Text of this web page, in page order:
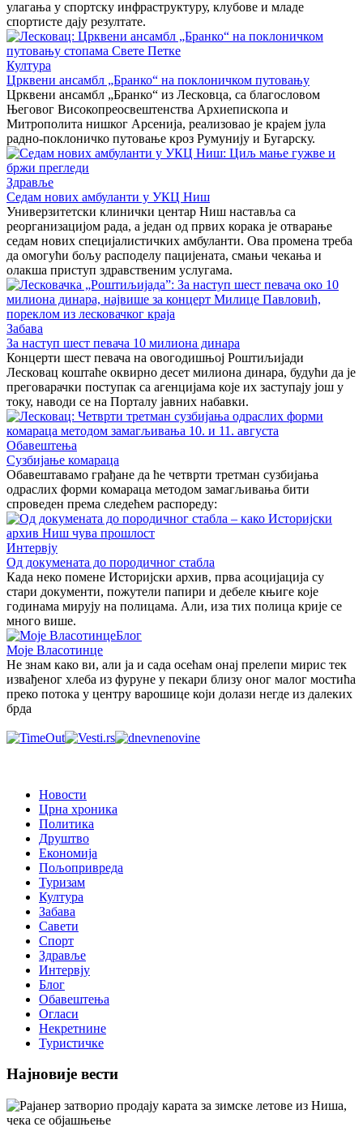
улагања у спортску инфраструктуру, клубове и младе
спортисте дају резултате.
Култура
Црквени ансамбл „Бранко“ на поклоничком путовању
Црквени ансамбл „Бранко“ из Лесковца, са благословом
Његовог Високопреосвештенства Архиепископа и
Митрополита нишког Арсенија, реализовао је крајем јула
радно-поклоничко путовање кроз Румунију и Бугарску.
Здравље
Седам нових амбуланти у УКЦ Ниш
Универзитетски клинички центар Ниш наставља са
реорганизацијом рада, а један од првих корака је отварање
седам нових специјалистичких амбуланти. Ова промена треба
да омогући бољу расподелу пацијената, смањи чекања и
олакша приступ здравственим услугама.
Забава
За наступ шест певача 10 милиона динара
Концерти шест певача на овогодишњој Роштиљијади
Лесковац коштаће оквирно десет милиона динара, будући да је
преговарачки поступак са агенцијама које их заступају још у
току, наводи се на Порталу јавних набавки.
Обавештења
Сузбијање комараца
Обавештавамо грађане да ће четврти третман сузбијања
одраслих форми комараца методом замагљивања бити
спроведен према следећем распореду:
Интервју
Од докумената до породичног стабла
Када неко помене Историјски архив, прва асоцијација су
стари документи, пожутели папири и дебеле књиге које
годинама мирују на полицама. Али, иза тих полица крије се
много више.
Блог
Моје Власотинце
Не знам како ви, али ја и сада осећам онај прелепи мирис тек
извађеног хлеба из фуруне у пекари близу оног малог мостића
преко потока у центру варошице који долази негде из далеких
брда
Новости
Црна хроника
Политика
Друштво
Економија
Пољопривреда
Туризам
Култура
Забава
Савети
Спорт
Здравље
Интервју
Блог
Обавештења
Огласи
Некретнине
Туристичке
Најновије вести